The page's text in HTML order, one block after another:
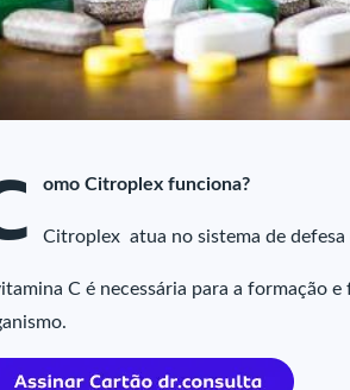
omo Citroplex funciona?
Citroplex atua no sistema de
C é necessária para a formação